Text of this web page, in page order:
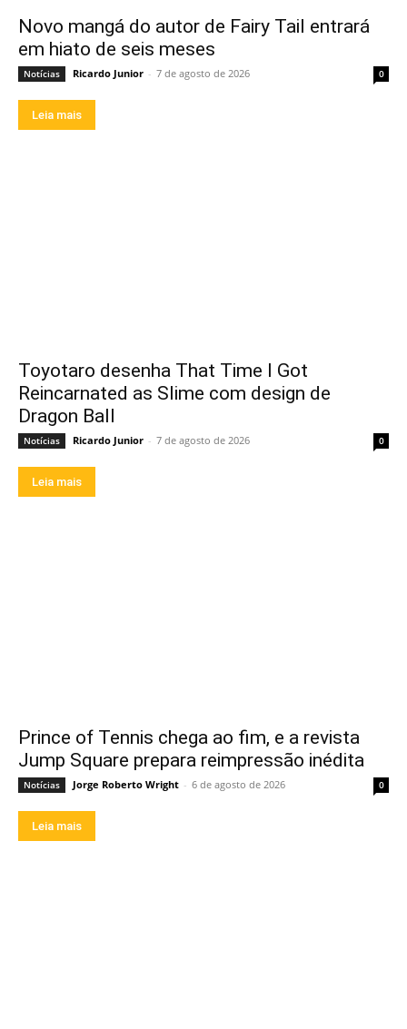
Novo mangá do autor de Fairy Tail entrará
em hiato de seis meses
Notícias Ricardo Junior - 7 de agosto de 2026 0
Leia mais
Toyotaro desenha That Time I Got
Reincarnated as Slime com design de
Dragon Ball
Notícias Ricardo Junior - 7 de agosto de 2026 0
Leia mais
Prince of Tennis chega ao fim, e a revista
Jump Square prepara reimpressão inédita
Notícias Jorge Roberto Wright - 6 de agosto de 2026 0
Leia mais